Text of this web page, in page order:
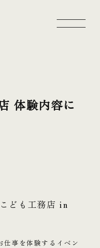
体験内容に
ども工務店 in
事を体験するイベン